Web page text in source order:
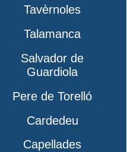
Tavèrnoles
Talamanca
Salvador de
Guardiola
Pere de Torelló
Cardedeu
Capellades